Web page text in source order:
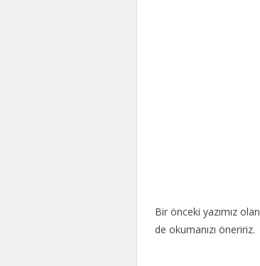
Bir önceki yazımız olan
de okumanızı öneririz.